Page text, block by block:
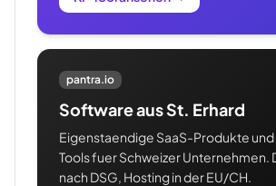
pantra.io
Software aus St. Erhard
Eigenstaendige SaaS-Produkte
Tools fuer Schweizer Unternehmen.
nach DSG, Hosting in der EU/CH.